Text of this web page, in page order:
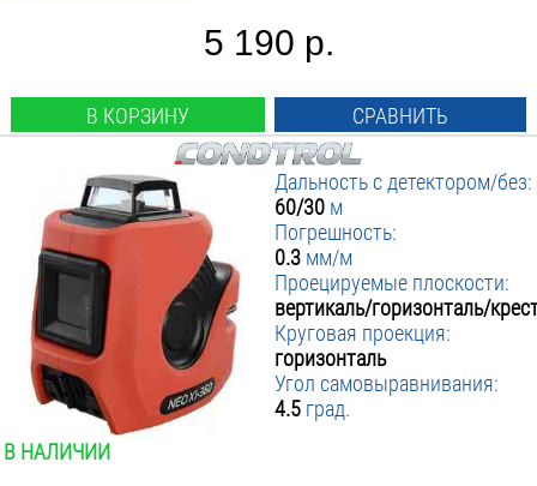
5 190 р.
В КОРЗИНУ СРАВНИТЬ
Дальность с детектором/без:
60/30 м
Погрешность:
0.3 мм/м
Проецируемые плоскости:
вертикаль/горизонталь/
Круговая проекция:
горизонталь
Угол самовыравнивания:
4.5 град.
В НАЛИЧИИ